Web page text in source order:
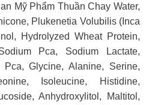
Mỹ Phẩm Thuần Chay Water,
Plukenetia Volubilis (Inca
Hydrolyzed Wheat Protein,
Pca, Sodium Lactate,
Glycine, Alanine, Serine,
Isoleucine, Histidine,
Anhydroxylitol, Maltitol,